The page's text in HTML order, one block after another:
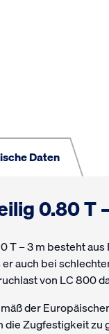
Daten
0.80 T
T – 3 m besteht
auch bei
von LC 800
der
Zugfestigkeit zu